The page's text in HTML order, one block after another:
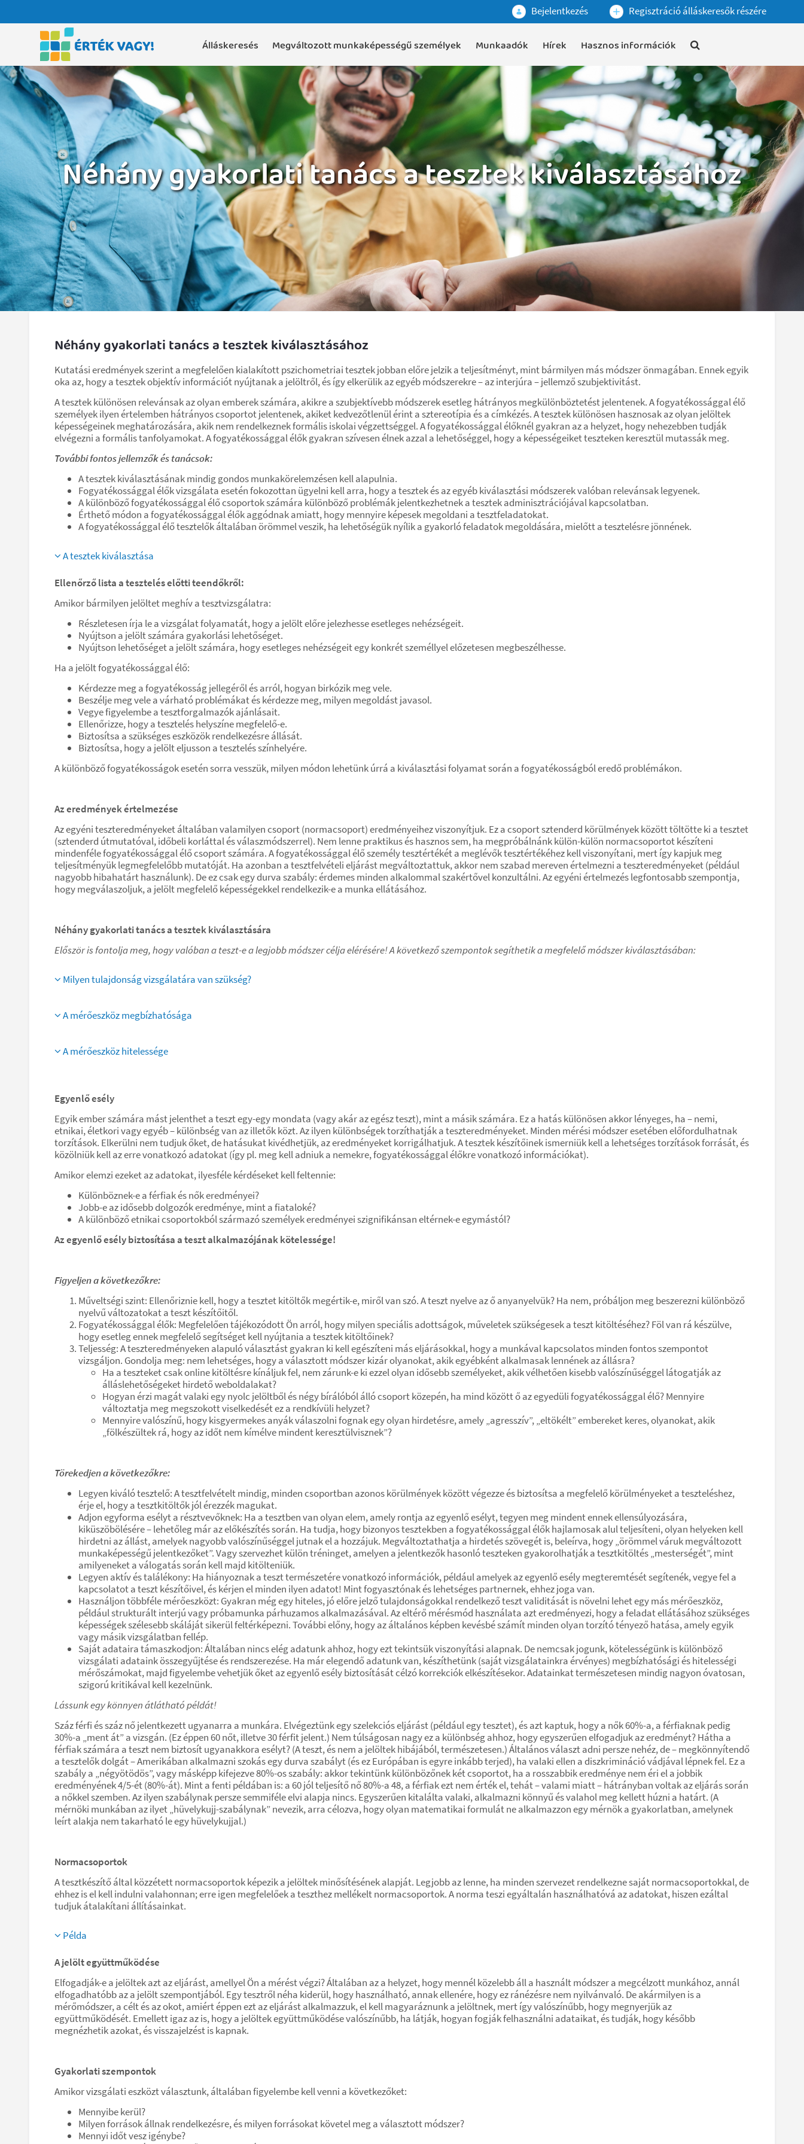
Bejelentkezés Regisztráció álláskeresők részére
Álláskeresés Megváltozott munkaképességű személyek Munkaadók Hírek Hasznos információk
Néhány gyakorlati tanács a tesztek kiválasztásához
Néhány gyakorlati tanács a tesztek kiválasztásához
Kutatási eredmények szerint a megfelelően kialakított pszichometriai tesztek jobban előre jelzik a teljesítményt, mint bármilyen más módszer önmagában. Ennek egyik
oka az, hogy a tesztek objektív információt nyújtanak a jelöltről, és így elkerülik az egyéb módszerekre – az interjúra – jellemző szubjektivitást.
A tesztek különösen relevánsak az olyan emberek számára, akikre a szubjektívebb módszerek esetleg hátrányos megkülönböztetést jelentenek. A fogyatékossággal élő
személyek ilyen értelemben hátrányos csoportot jelentenek, akiket kedvezőtlenül érint a sztereotípia és a címkézés. A tesztek különösen hasznosak az olyan jelöltek
képességeinek meghatározására, akik nem rendelkeznek formális iskolai végzettséggel. A fogyatékossággal élőknél gyakran az a helyzet, hogy nehezebben tudják
elvégezni a formális tanfolyamokat. A fogyatékossággal élők gyakran szívesen élnek azzal a lehetőséggel, hogy a képességeiket teszteken keresztül mutassák meg.
További fontos jellemzők és tanácsok:
A tesztek kiválasztásának mindig gondos munkakörelemzésen kell alapulnia.
Fogyatékossággal élők vizsgálata esetén fokozottan ügyelni kell arra, hogy a tesztek és az egyéb kiválasztási módszerek valóban relevánsak legyenek.
A különböző fogyatékossággal élő csoportok számára különböző problémák jelentkezhetnek a tesztek adminisztrációjával kapcsolatban.
Érthető módon a fogyatékossággal élők aggódnak amiatt, hogy mennyire képesek megoldani a tesztfeladatokat.
A fogyatékossággal élő tesztelők általában örömmel veszik, ha lehetőségük nyílik a gyakorló feladatok megoldására, mielőtt a tesztelésre jönnének.
A tesztek kiválasztása
Ellenőrző lista a tesztelés előtti teendőkről:
Amikor bármilyen jelöltet meghív a tesztvizsgálatra:
Részletesen írja le a vizsgálat folyamatát, hogy a jelölt előre jelezhesse esetleges nehézségeit.
Nyújtson a jelölt számára gyakorlási lehetőséget.
Nyújtson lehetőséget a jelölt számára, hogy esetleges nehézségeit egy konkrét személlyel előzetesen megbeszélhesse.
Ha a jelölt fogyatékossággal élő:
Kérdezze meg a fogyatékosság jellegéről és arról, hogyan birkózik meg vele.
Beszélje meg vele a várható problémákat és kérdezze meg, milyen megoldást javasol.
Vegye figyelembe a tesztforgalmazók ajánlásait.
Ellenőrizze, hogy a tesztelés helyszíne megfelelő-e.
Biztosítsa a szükséges eszközök rendelkezésre állását.
Biztosítsa, hogy a jelölt eljusson a tesztelés színhelyére.
A különböző fogyatékosságok esetén sorra vesszük, milyen módon lehetünk úrrá a kiválasztási folyamat során a fogyatékosságból eredő problémákon.
Az eredmények értelmezése
Az egyéni teszteredményeket általában valamilyen csoport (normacsoport) eredményeihez viszonyítjuk. Ez a csoport sztenderd körülmények között töltötte ki a tesztet
(sztenderd útmutatóval, időbeli korláttal és válaszmódszerrel). Nem lenne praktikus és hasznos sem, ha megpróbálnánk külön-külön normacsoportot készíteni
mindenféle fogyatékossággal élő csoport számára. A fogyatékossággal élő személy tesztértékét a meglévők tesztértékéhez kell viszonyítani, mert így kapjuk meg
teljesítményük legmegfelelőbb mutatóját. Ha azonban a tesztfelvételi eljárást megváltoztattuk, akkor nem szabad mereven értelmezni a teszteredményeket (például
nagyobb hibahatárt használunk). De ez csak egy durva szabály: érdemes minden alkalommal szakértővel konzultálni. Az egyéni értelmezés legfontosabb szempontja,
hogy megválaszoljuk, a jelölt megfelelő képességekkel rendelkezik-e a munka ellátásához.
Néhány gyakorlati tanács a tesztek kiválasztására
Először is fontolja meg, hogy valóban a teszt-e a legjobb módszer célja elérésére! A következő szempontok segíthetik a megfelelő módszer kiválasztásában:
Milyen tulajdonság vizsgálatára van szükség?
A mérőeszköz megbízhatósága
A mérőeszköz hitelessége
Egyenlő esély
Egyik ember számára mást jelenthet a teszt egy-egy mondata (vagy akár az egész teszt), mint a másik számára. Ez a hatás különösen akkor lényeges, ha – nemi,
etnikai, életkori vagy egyéb – különbség van az illetők közt. Az ilyen különbségek torzíthatják a teszteredményeket. Minden mérési módszer esetében előfordulhatnak
torzítások. Elkerülni nem tudjuk őket, de hatásukat kivédhetjük, az eredményeket korrigálhatjuk. A tesztek készítőinek ismerniük kell a lehetséges torzítások forrását, és
közölniük kell az erre vonatkozó adatokat (így pl. meg kell adniuk a nemekre, fogyatékossággal élőkre vonatkozó információkat).
Amikor elemzi ezeket az adatokat, ilyesféle kérdéseket kell feltennie:
Különböznek-e a férfiak és nők eredményei?
Jobb-e az idősebb dolgozók eredménye, mint a fiataloké?
A különböző etnikai csoportokból származó személyek eredményei szignifikánsan eltérnek-e egymástól?
Az egyenlő esély biztosítása a teszt alkalmazójának kötelessége!
Figyeljen a következőkre:
Műveltségi szint: Ellenőriznie kell, hogy a tesztet kitöltők megértik-e, miről van szó. A teszt nyelve az ő anyanyelvük? Ha nem, próbáljon meg beszerezni különböző
nyelvű változatokat a teszt készítőitől.
Fogyatékossággal élők: Megfelelően tájékozódott Ön arról, hogy milyen speciális adottságok, műveletek szükségesek a teszt kitöltéséhez? Föl van rá készülve,
hogy esetleg ennek megfelelő segítséget kell nyújtania a tesztek kitöltőinek?
Teljesség: A teszteredményeken alapuló választást gyakran ki kell egészíteni más eljárásokkal, hogy a munkával kapcsolatos minden fontos szempontot
vizsgáljon. Gondolja meg: nem lehetséges, hogy a választott módszer kizár olyanokat, akik egyébként alkalmasak lennének az állásra?
Ha a teszteket csak online kitöltésre kínáljuk fel, nem zárunk-e ki ezzel olyan idősebb személyeket, akik vélhetően kisebb valószínűséggel látogatják az
álláslehetőségeket hirdető weboldalakat?
Hogyan érzi magát valaki egy nyolc jelöltből és négy bírálóból álló csoport közepén, ha mind között ő az egyedüli fogyatékossággal élő? Mennyire
változtatja meg megszokott viselkedését ez a rendkívüli helyzet?
Mennyire valószínű, hogy kisgyermekes anyák válaszolni fognak egy olyan hirdetésre, amely „agresszív”, „eltökélt” embereket keres, olyanokat, akik
„fölkészültek rá, hogy az időt nem kímélve mindent keresztülvisznek”?
Törekedjen a következőkre:
Legyen kiváló tesztelő: A tesztfelvételt mindig, minden csoportban azonos körülmények között végezze és biztosítsa a megfelelő körülményeket a teszteléshez,
érje el, hogy a tesztkitöltők jól érezzék magukat.
Adjon egyforma esélyt a résztvevőknek: Ha a tesztben van olyan elem, amely rontja az egyenlő esélyt, tegyen meg mindent ennek ellensúlyozására,
kiküszöbölésére – lehetőleg már az előkészítés során. Ha tudja, hogy bizonyos tesztekben a fogyatékossággal élők hajlamosak alul teljesíteni, olyan helyeken kell
hirdetni az állást, amelyek nagyobb valószínűséggel jutnak el a hozzájuk. Megváltoztathatja a hirdetés szövegét is, beleírva, hogy „örömmel váruk megváltozott
munkaképességű jelentkezőket”. Vagy szervezhet külön tréninget, amelyen a jelentkezők hasonló teszteken gyakorolhatják a tesztkitöltés „mesterségét”, mint
amilyeneket a válogatás során kell majd kitölteniük.
Legyen aktív és találékony: Ha hiányoznak a teszt természetére vonatkozó információk, például amelyek az egyenlő esély megteremtését segítenék, vegye fel a
kapcsolatot a teszt készítőivel, és kérjen el minden ilyen adatot! Mint fogyasztónak és lehetséges partnernek, ehhez joga van.
Használjon többféle mérőeszközt: Gyakran még egy hiteles, jó előre jelző tulajdonságokkal rendelkező teszt validitását is növelni lehet egy más mérőeszköz,
például strukturált interjú vagy próbamunka párhuzamos alkalmazásával. Az eltérő mérésmód használata azt eredményezi, hogy a feladat ellátásához szükséges
képességek szélesebb skáláját sikerül feltérképezni. További előny, hogy az általános képben kevésbé számít minden olyan torzító tényező hatása, amely egyik
vagy másik vizsgálatban fellép.
Saját adataira támaszkodjon: Általában nincs elég adatunk ahhoz, hogy ezt tekintsük viszonyítási alapnak. De nemcsak jogunk, kötelességünk is különböző
vizsgálati adataink összegyűjtése és rendszerezése. Ha már elegendő adatunk van, készíthetünk (saját vizsgálatainkra érvényes) megbízhatósági és hitelességi
mérőszámokat, majd figyelembe vehetjük őket az egyenlő esély biztosítását célzó korrekciók elkészítésekor. Adatainkat természetesen mindig nagyon óvatosan,
szigorú kritikával kell kezelnünk.
Lássunk egy könnyen átlátható példát!
Száz férfi és száz nő jelentkezett ugyanarra a munkára. Elvégeztünk egy szelekciós eljárást (például egy tesztet), és azt kaptuk, hogy a nők 60%-a, a férfiaknak pedig
30%-a „ment át” a vizsgán. (Ez éppen 60 nőt, illetve 30 férfit jelent.) Nem túlságosan nagy ez a különbség ahhoz, hogy egyszerűen elfogadjuk az eredményt? Hátha a
férfiak számára a teszt nem biztosít ugyanakkora esélyt? (A teszt, és nem a jelöltek hibájából, természetesen.) Általános választ adni persze nehéz, de – megkönnyítendő
a tesztelők dolgát – Amerikában alkalmazni szokás egy durva szabályt (és ez Európában is egyre inkább terjed), ha valaki ellen a diszkrimináció vádjával lépnek fel. Ez a
szabály a „négyötödös”, vagy másképp kifejezve 80%-os szabály: akkor tekintünk különbözőnek két csoportot, ha a rosszabbik eredménye nem éri el a jobbik
eredményének 4/5-ét (80%-át). Mint a fenti példában is: a 60 jól teljesítő nő 80%-a 48, a férfiak ezt nem érték el, tehát – valami miatt – hátrányban voltak az eljárás során
a nőkkel szemben. Az ilyen szabálynak persze semmiféle elvi alapja nincs. Egyszerűen kitalálta valaki, alkalmazni könnyű és valahol meg kellett húzni a határt. (A
mérnöki munkában az ilyet „hüvelykujj-szabálynak” nevezik, arra célozva, hogy olyan matematikai formulát ne alkalmazzon egy mérnök a gyakorlatban, amelynek
leírt alakja nem takarható le egy hüvelykujjal.)
Normacsoportok
A tesztkészítő által közzétett normacsoportok képezik a jelöltek minősítésének alapját. Legjobb az lenne, ha minden szervezet rendelkezne saját normacsoportokkal, de
ehhez is el kell indulni valahonnan; erre igen megfelelőek a teszthez mellékelt normacsoportok. A norma teszi egyáltalán használhatóvá az adatokat, hiszen ezáltal
tudjuk átalakítani állításainkat.
Példa
A jelölt együttműködése
Elfogadják-e a jelöltek azt az eljárást, amellyel Ön a mérést végzi? Általában az a helyzet, hogy mennél közelebb áll a használt módszer a megcélzott munkához, annál
elfogadhatóbb az a jelölt szempontjából. Egy tesztről néha kiderül, hogy használható, annak ellenére, hogy ez ránézésre nem nyilvánvaló. De akármilyen is a
mérőmódszer, a célt és az okot, amiért éppen ezt az eljárást alkalmazzuk, el kell magyaráznunk a jelöltnek, mert így valószínűbb, hogy megnyerjük az
együttműködését. Emellett igaz az is, hogy a jelöltek együttműködése valószínűbb, ha látják, hogyan fogják felhasználni adataikat, és tudják, hogy később
megnézhetik azokat, és visszajelzést is kapnak.
Gyakorlati szempontok
Amikor vizsgálati eszközt választunk, általában figyelembe kell venni a következőket:
Mennyibe kerül?
Milyen források állnak rendelkezésre, és milyen forrásokat követel meg a választott módszer?
Mennyi időt vesz igénybe?